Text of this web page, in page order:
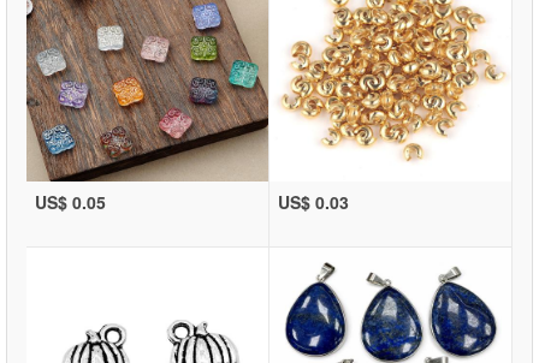
US$ 0.05 US$ 0.03